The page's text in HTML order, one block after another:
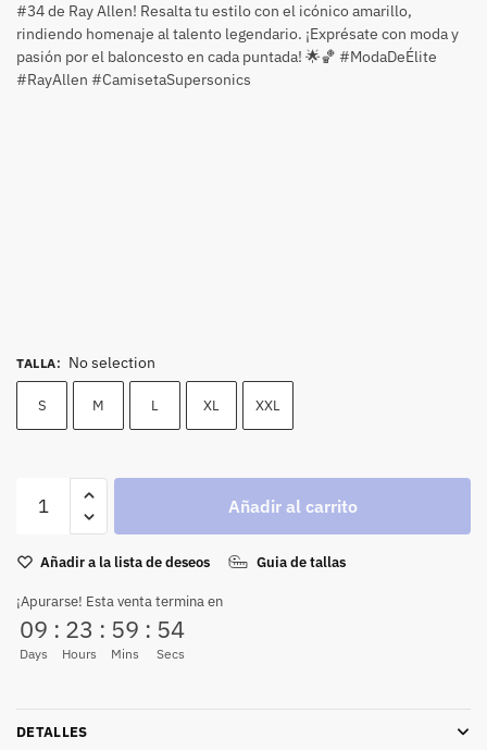
#34 de Ray Allen! Resalta tu estilo con el icónico amarillo,
rindiendo homenaje al talento legendario. ¡Exprésate con moda y
pasión por el baloncesto en cada puntada! 🌟🏀 #ModaDeÉlite
#RayAllen #CamisetaSupersonics
TALLA: No selection
S M L XL XXL
Añadir al carrito
Añadir a la lista de deseos Guia de tallas
¡Apurarse! Esta venta termina en
09
Days
: 23
Hours
: 59
Mins
: 53
Secs
DETALLES